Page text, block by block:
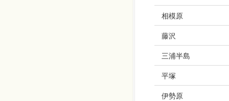
相模原
藤沢
三浦半島
平塚
伊勢原